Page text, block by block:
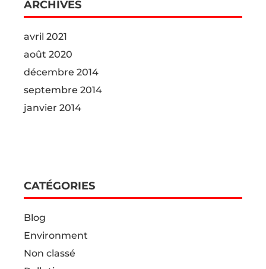
ARCHIVES
avril 2021
août 2020
décembre 2014
septembre 2014
janvier 2014
CATÉGORIES
Blog
Environment
Non classé